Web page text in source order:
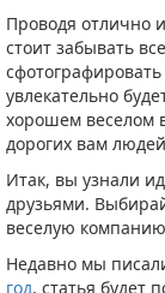
Проводя отлично
стоит забывать
увлекательно
хорошем веселом
дорогих вам
Итак, вы узнали
друзьями.
веселую
Недавно мы
год, статья будет